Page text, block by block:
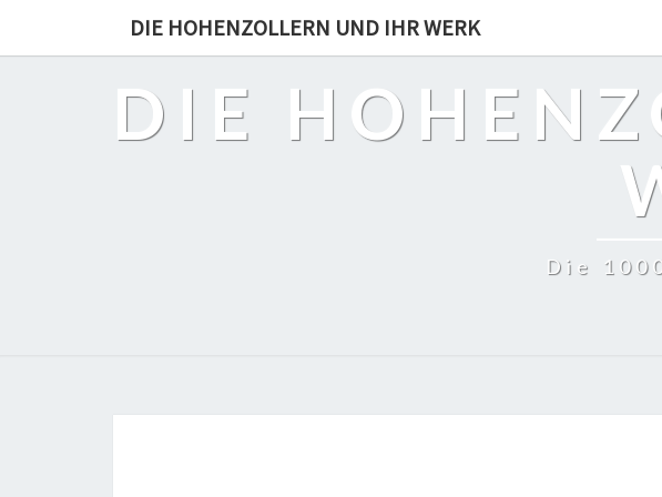
DIE HOHENZOLLERN UND IHR WERK
DIE
Die